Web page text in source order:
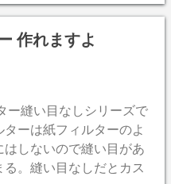
してのアメリカーノ、
ていきたいと思いま
トップは、ステンレス
を外せます。外すと通気
あります。マシン内部に
ので逃がせるので少しぐ
作れますよ
ー縫い目なしシリーズで
ーは紙フィルターのよ
はしないので縫い目があ
る。縫い目なしだとカス